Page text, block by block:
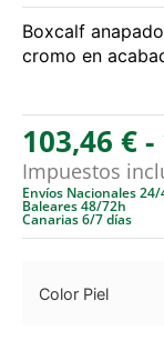
Boxcalf
cromo en
103,46 €-
Impuestos
Envíos Nacionales
Baleares 48/72h
Canarias 6/7 días
Color Piel